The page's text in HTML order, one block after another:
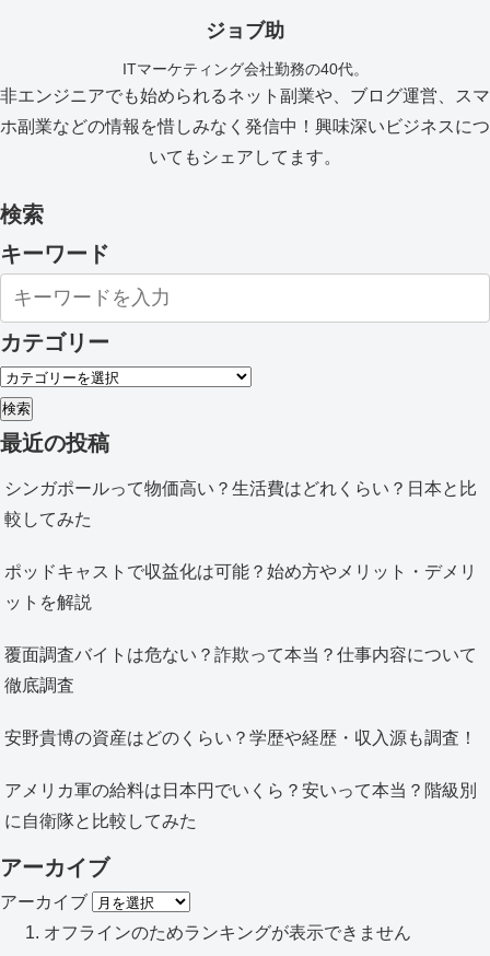
ジョブ助
ITマーケティング会社勤務の40代。
非エンジニアでも始められるネット副業や、ブログ運営、スマ
ホ副業などの情報を惜しみなく発信中！興味深いビジネスにつ
いてもシェアしてます。
検索
キーワード
カテゴリー
検索
最近の投稿
シンガポールって物価高い？生活費はどれくらい？日本と比
較してみた
ポッドキャストで収益化は可能？始め方やメリット・デメリ
ットを解説
覆面調査バイトは危ない？詐欺って本当？仕事内容について
徹底調査
安野貴博の資産はどのくらい？学歴や経歴・収入源も調査！
アメリカ軍の給料は日本円でいくら？安いって本当？階級別
に自衛隊と比較してみた
アーカイブ
アーカイブ
オフラインのためランキングが表示できません